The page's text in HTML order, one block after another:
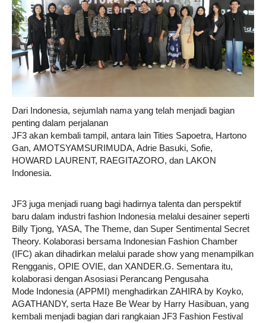
Dari Indonesia, sejumlah nama yang telah menjadi bagian
penting dalam perjalanan
JF3 akan kembali tampil, antara lain Tities Sapoetra, Hartono
Gan, AMOTSYAMSURIMUDA, Adrie Basuki, Sofie,
HOWARD LAURENT, RAEGITAZORO, dan LAKON
Indonesia.
JF3 juga menjadi ruang bagi hadirnya talenta dan perspektif
baru dalam industri fashion Indonesia melalui desainer seperti
Billy Tjong, YASA, The Theme, dan Super Sentimental Secret
Theory. Kolaborasi bersama Indonesian Fashion Chamber
(IFC) akan dihadirkan melalui parade show yang menampilkan
Rengganis, OPIE OVIE, dan XANDER.G. Sementara itu,
kolaborasi dengan Asosiasi Perancang Pengusaha
Mode Indonesia (APPMI) menghadirkan ZAHIRA by Koyko,
AGATHANDY, serta Haze Be Wear by Harry Hasibuan, yang
kembali menjadi bagian dari rangkaian JF3 Fashion Festival